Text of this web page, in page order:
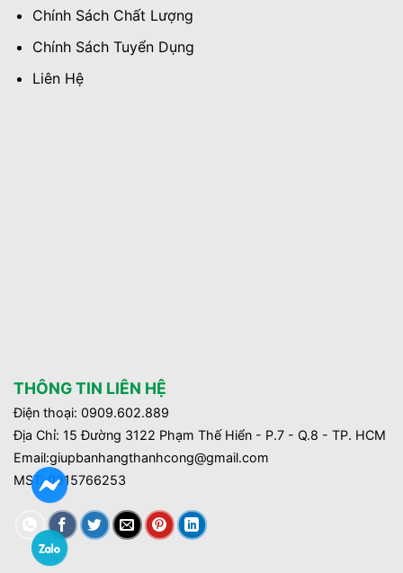
Chính Sách Chất Lượng
Chính Sách Tuyển Dụng
Liên Hệ
THÔNG TIN LIÊN HỆ
Điện thoại: 0909.602.889
Địa Chỉ: 15 Đường 3122 Phạm Thế Hiển - P.7 - Q.8 - TP. HCM
Email:giupbanhangthanhcong@gmail.com
MST:0315766253